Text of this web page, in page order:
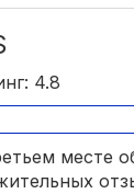
4.8
месте